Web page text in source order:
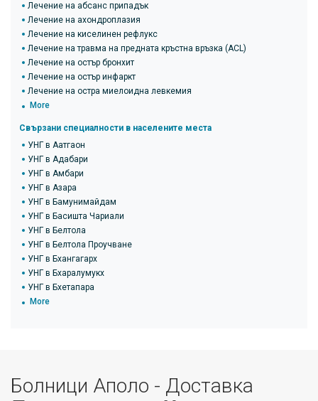
Лечение на абсанс припадък
Лечение на ахондроплазия
Лечение на киселинен рефлукс
Лечение на травма на предната кръстна връзка (ACL)
Лечение на остър бронхит
Лечение на остър инфаркт
Лечение на остра миелоидна левкемия
More
Свързани специалности в населените места
УНГ в Аатгаон
УНГ в Адабари
УНГ в Амбари
УНГ в Азара
УНГ в Бамунимайдам
УНГ в Басишта Чариали
УНГ в Белтола
УНГ в Белтола Проучване
УНГ в Бхангагарх
УНГ в Бхаралумукх
УНГ в Бхетапара
More
Болници Аполо - Доставка